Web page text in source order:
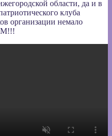
области, да и в
клуба
организации немало